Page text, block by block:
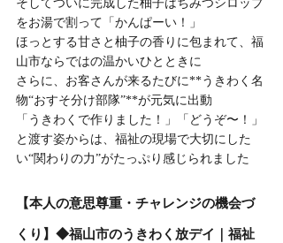
そしてついに完成した柚子はちみつシロップ
をお湯で割って「かんぱーい！」
ほっとする甘さと柚子の香りに包まれて、福
山市ならではの温かいひとときに
さらに、お客さんが来るたびに**うきわく名
物“おすそ分け部隊”**が元気に出動
「うきわくで作りました！」「どうぞ〜！」
と渡す姿からは、福祉の現場で大切にした
い“関わりの力”がたっぷり感じられました
【本人の意思尊重・チャレンジの機会づ
くり】◆福山市のうきわく放デイ｜福祉